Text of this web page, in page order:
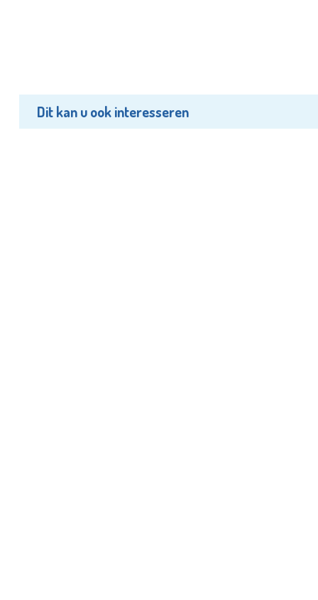
Dit kan u ook interesseren